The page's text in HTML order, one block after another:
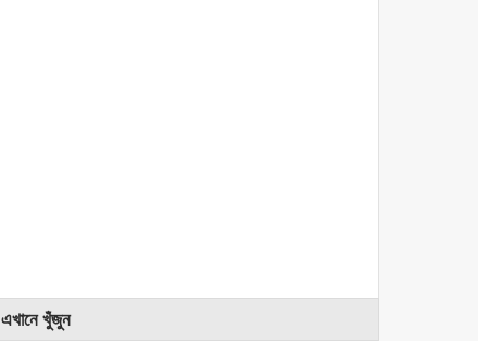
এখানে খুঁজুন